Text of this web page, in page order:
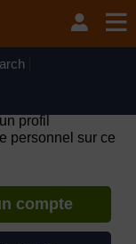
Wednesday 12
due to routine
profil
personnel sur ce
compte